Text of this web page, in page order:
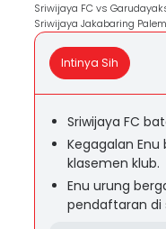
Sriwijaya FC vs
Sriwijaya Jakabaring
Intinya Sih
Sriwijaya FC
Kegagalan
klasemen klub.
Enu urung
pendaftaran di